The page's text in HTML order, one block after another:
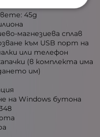
мм
45g
магнезиева сплав
към USB порт на
или телефон
(в комплекта има
им)
на Windows бутона